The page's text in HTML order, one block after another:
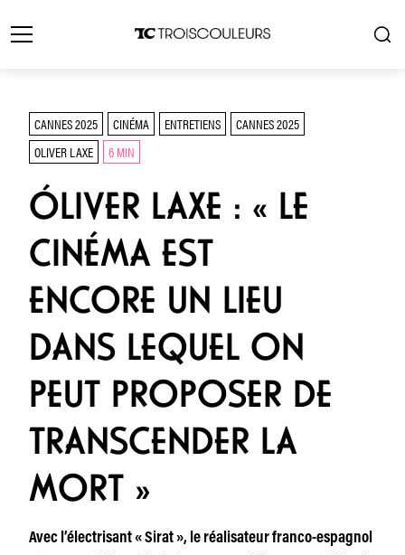
CANNES 2025 CINÉMA ENTRETIENS
CANNES 2025
OLIVER LAXE
6 MIN
ÓLIVER LAXE : « LE
CINÉMA EST
ENCORE UN LIEU
DANS LEQUEL ON
PEUT PROPOSER DE
TRANSCENDER LA
MORT »
Avec l’électrisant « Sirat », le réalisateur franco-espagnol